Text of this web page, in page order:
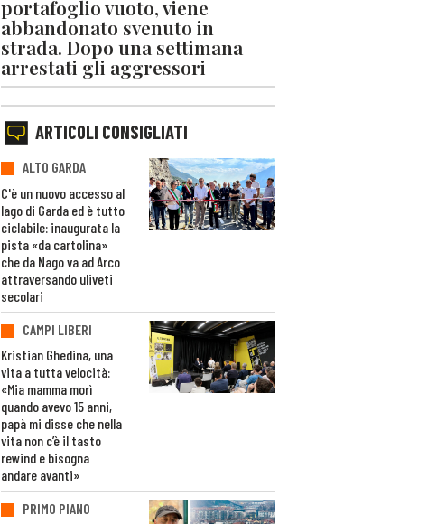
portafoglio vuoto, viene
abbandonato svenuto in
strada. Dopo una settimana
arrestati gli aggressori
ARTICOLI CONSIGLIATI
ALTO GARDA
C'è un nuovo accesso al
lago di Garda ed è tutto
ciclabile: inaugurata la
pista «da cartolina»
che da Nago va ad Arco
attraversando uliveti
secolari
CAMPI LIBERI
Kristian Ghedina, una
vita a tutta velocità:
«Mia mamma morì
quando avevo 15 anni,
papà mi disse che nella
vita non c’è il tasto
rewind e bisogna
andare avanti»
PRIMO PIANO